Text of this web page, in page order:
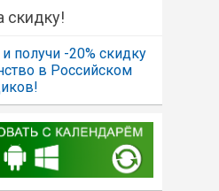
скидку!
получи -20% скидку
в Российском